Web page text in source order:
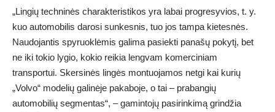
„Lingių techninės charakteristikos yra labai progresyvios, t. y.
kuo automobilis darosi sunkesnis, tuo jos tampa kietesnės.
Naudojantis spyruoklėmis galima pasiekti panašų pokytį, bet
ne iki tokio lygio, kokio reikia lengvam komerciniam
transportui. Skersinės lingės montuojamos netgi kai kurių
„Volvo“ modelių galinėje pakaboje, o tai – prabangių
automobilių segmentas“, – gamintojų pasirinkimą grindžia